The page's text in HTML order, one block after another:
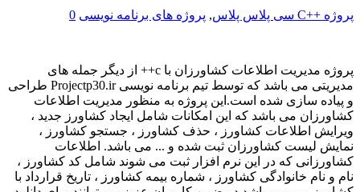
پروژه ++C سی پلاس پلاس , پروژه های برنامه نویسی 0
پروژه مدیریت اطلاعات کشاورزان با c++ از دیگر جمله های
مدیریتی می باشد که توسط تیم برنامه نویسی Projectp30.ir طراحی
و پیاده سازی شده است.این پروژه به منظور مدیریت اطلاعات
کشاورزان می باشد که این امکانات شامل ایجاد کشاورز جدید ،
ویرایش اطلاعات کشاورز ، حذف کشاورز ، جستجو کشاورز ،
نمایش لیست کشاورزان ثبت شده و ... می باشد. اطلاعات
کشاورزانی که در این نرم افزار ثبت می شوند شامل کد کشاورز ،
نام و نام خانوادگی کشاورز ، شماره بیمه کشاورز ، تاریخ قرارداد با